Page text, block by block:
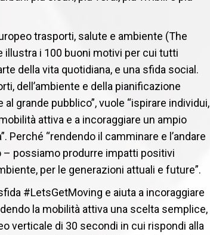
trasporti, salute e ambiente (The
illustra i 100 buoni motivi per cui tutti
della vita quotidiana, e una sfida social.
dell’ambiente e della pianificazione
grande pubblico”, vuole “ispirare individui,
attiva e a incoraggiare un ampio
“rendendo il camminare e l’andare
possiamo produrre impatti positivi
per le generazioni attuali e future”.
#LetsGetMoving e aiuta a incoraggiare
la mobilità attiva una scelta semplice,
verticale di 30 secondi in cui rispondi alla